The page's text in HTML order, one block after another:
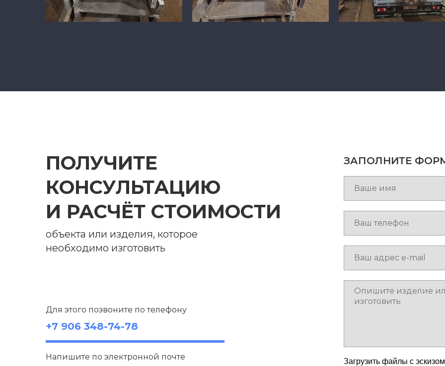
ПОЛУЧИТЕ
КОНСУЛЬТАЦИЮ
И РАСЧЁТ СТОИМОСТИ
объекта или изделия, которое
необходимо изготовить
Для этого позвоните по телефону
+7 906 348-74-78
Напишите по электронной почте Загрузить файлы с
ЗАПОЛНИТЕ